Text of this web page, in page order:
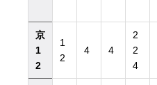
京
1
2
1
2
4 4
2
2
4